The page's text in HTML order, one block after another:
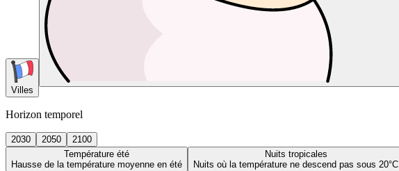
Villes
Horizon temporel
2030 2050
2100
Température été
Hausse de la température moyenne en été
Nuits tropicales
Nuits où la température ne descend pas sous 20°C